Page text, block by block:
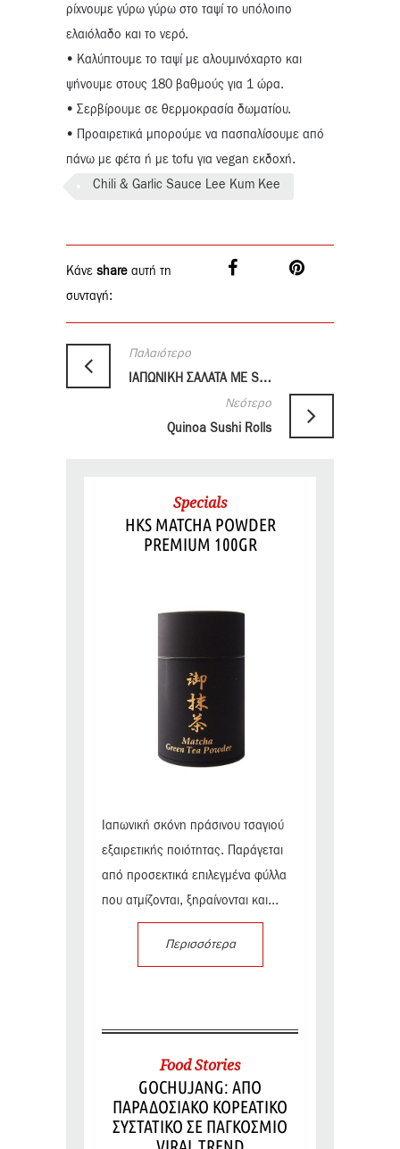
ρίχνουμε γύρω γύρω στο ταψί το υπόλοιπο
ελαιόλαδο και το νερό.
• Καλύπτουμε το ταψί με αλουμινόχαρτο και
ψήνουμε στους 180 βαθμούς για 1 ώρα.
• Σερβίρουμε σε θερμοκρασία δωματίου.
• Προαιρετικά μπορούμε να πασπαλίσουμε από
πάνω με φέτα ή με tofu για vegan εκδοχή.
Chili & Garlic Sauce Lee Kum Kee
Κάνε share αυτή τη
συνταγή:
Παλαιότερο
ΙΑΠΩΝΙΚΗ ΣΑΛΑΤΑ ΜΕ SURIMI
Νεότερο
Quinoa Sushi Rolls
Specials
HKS MATCHA POWDER
PREMIUM 100GR
Ιαπωνική σκόνη πράσινου τσαγιού
εξαιρετικής ποιότητας. Παράγεται
από προσεκτικά επιλεγμένα φύλλα
που ατμίζονται, ξηραίνονται και...
Περισσότερα
Food Stories
GOCHUJANG: ΑΠΟ
ΠΑΡΑΔΟΣΙΑΚΟ ΚΟΡΕΑΤΙΚΟ
ΣΥΣΤΑΤΙΚΟ ΣΕ ΠΑΓΚΟΣΜΙΟ